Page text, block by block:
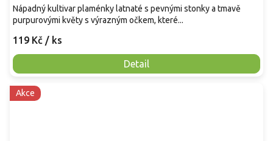
119 Kč / ks
Detail
Nápadný kultivar plaménky latnaté s pevnými stonky a tmavě
purpurovými květy s výrazným očkem, které...
Akce